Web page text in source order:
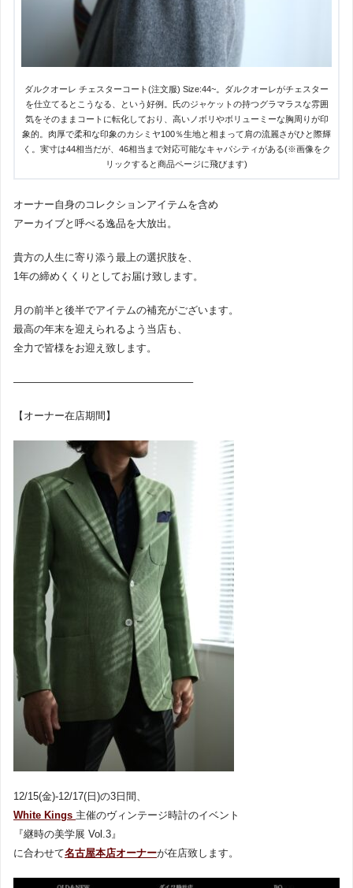
ダルクオーレ チェスターコート(注文服) Size:44~。ダルクオーレがチェスター
を仕立てるとこうなる、という好例。氏のジャケットの持つグラマラスな雰囲
気をそのままコートに転化しており、高いノボリやボリューミーな胸周りが印
象的。肉厚で柔和な印象のカシミヤ100％生地と相まって肩の流麗さがひと際輝
く。実寸は44相当だが、46相当まで対応可能なキャパシティがある(※画像をク
リックすると商品ページに飛びます)
オーナー自身のコレクションアイテムを含め
アーカイブと呼べる逸品を大放出。
貴方の人生に寄り添う最上の選択肢を、
1年の締めくくりとしてお届け致します。
月の前半と後半でアイテムの補充がございます。
最高の年末を迎えられるよう当店も、
全力で皆様をお迎え致します。
—————————————————–
【オーナー在店期間】
12/15(金)-12/17(日)の3日間、
White Kings 主催のヴィンテージ時計のイベント
『継時の美学展 Vol.3』
に合わせて名古屋本店オーナーが在店致します。